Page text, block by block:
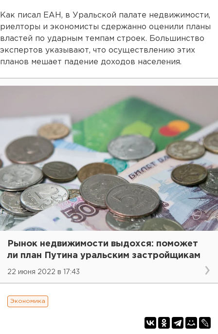
Как писал ЕАН, в Уральской палате недвижимости,
риелторы и экономисты сдержанно оценили планы
властей по ударным темпам строек. Большинство
экспертов указывают, что осуществлению этих
планов мешает падение доходов населения.
Рынок недвижимости выдохся: поможет
ли план Путина уральским застройщикам
22 июня 2022 в 17:43
Экономика